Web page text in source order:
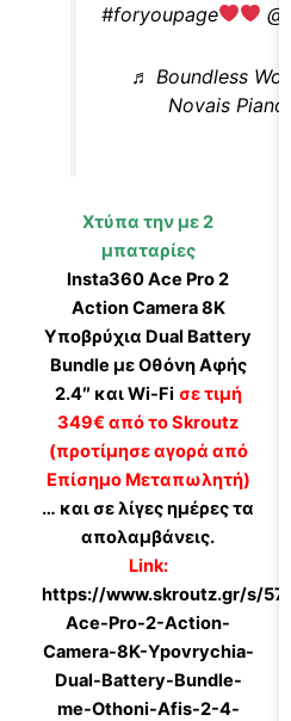
#foryoupage
♬ Boundless
Novais
Χτύπα την με 2
μπαταρίες
Insta360 Ace Pro 2
Action Camera 8K
Υποβρύχια Dual Battery
Bundle με Οθόνη Αφής
2.4″ και Wi-Fi σε τιμή
349€ από το Skroutz
(προτίμησε αγορά από
Επίσημο Μεταπωλητή)
… και σε λίγες ημέρες τα
απολαμβάνεις.
Link:
https://www.skroutz.gr/s/
Ace-Pro-2-Action-
Camera-8K-Ypovrychia-
Dual-Battery-Bundle-
me-Othoni-Afis-2-4-